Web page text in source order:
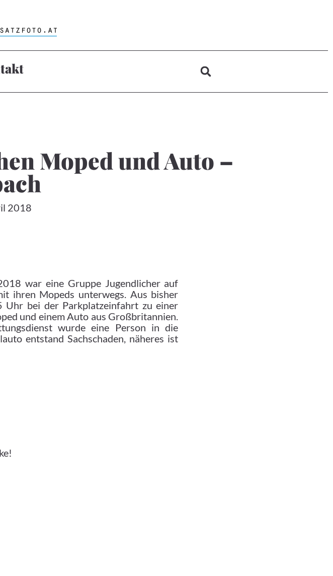
Moped und Auto –
2018
war eine Gruppe Jugendlicher auf
ihren Mopeds unterwegs. Aus bisher
Uhr bei der Parkplatzeinfahrt zu einer
und einem Auto aus Großbritannien.
wurde eine Person in die
entstand Sachschaden, näheres ist